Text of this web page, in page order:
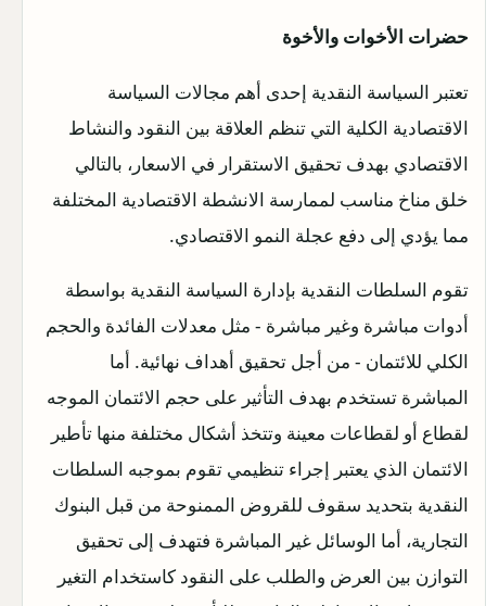
حضرات الأخوات والأخوة
تعتبر السياسة النقدية إحدى أهم مجالات السياسة
الاقتصادية الكلية التي تنظم العلاقة بين النقود والنشاط
الاقتصادي بهدف تحقيق الاستقرار في الاسعار ، بالتالي
خلق مناخ مناسب لممارسة الانشطة الاقتصادية المختلفة
مما يؤدي إلى دفع عجلة النمو الاقتصادي.
تقوم السلطات النقدية بإدارة السياسة النقدية بواسطة
أدوات مباشرة وغير مباشرة - مثل معدلات الفائدة والحجم
الكلي للائتمان - من أجل تحقيق أهداف نهائية. أما
المباشرة تستخدم بهدف التأثير على حجم الائتمان الموجه
لقطاع أو لقطاعات معينة وتتخذ أشكال مختلفة منها تأطير
الائتمان الذي يعتبر إجراء تنظيمي تقوم بموجبه السلطات
النقدية بتحديد سقوف للقروض الممنوحة من قبل البنوك
التجارية، أما الوسائل غير المباشرة فتهدف إلى تحقيق
التوازن بين العرض والطلب على النقود كاستخدام التغير